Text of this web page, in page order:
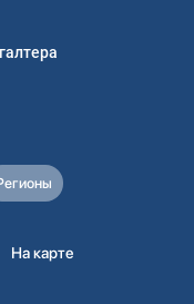
На карте